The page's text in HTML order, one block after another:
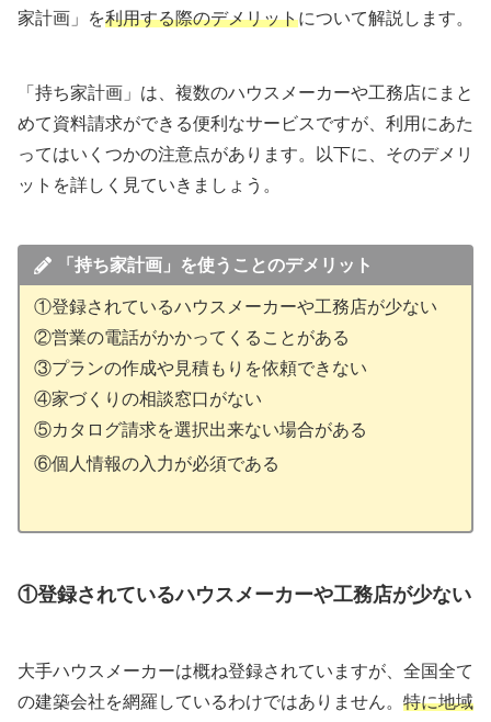
家計画」を利用する際のデメリットについて解説します。
「持ち家計画」は、複数のハウスメーカーや工務店にまと
めて資料請求ができる便利なサービスですが、利用にあた
ってはいくつかの注意点があります。以下に、そのデメリ
ットを詳しく見ていきましょう。
「持ち家計画」を使うことのデメリット
①登録されているハウスメーカーや工務店が少ない
②営業の電話がかかってくることがある
③プランの作成や見積もりを依頼できない
④家づくりの相談窓口がない
⑤カタログ請求を選択出来ない場合がある
⑥個人情報の入力が必須である
①登録されているハウスメーカーや工務店が少ない
大手ハウスメーカーは概ね登録されていますが、全国全て
の建築会社を網羅しているわけではありません。 特に地域